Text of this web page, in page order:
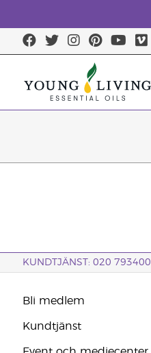
KUNDTJÄNST: 020 793400
Bli medlem
Kundtjänst